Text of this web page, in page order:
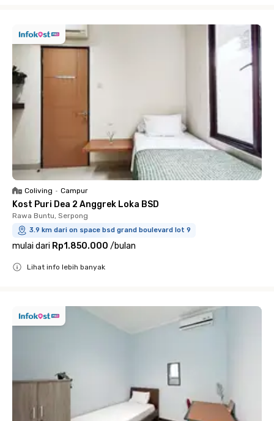
Coliving • Campur
Kost Puri Dea 2 Anggrek Loka BSD
Rawa Buntu, Serpong
3.9 km dari on space bsd grand boulevard lot 9
mulai dari Rp1.850.000 /bulan
Lihat info lebih banyak